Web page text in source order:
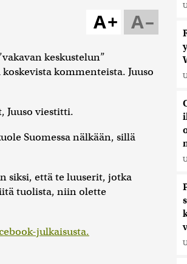
A–
A+
keskustelun”
kommenteista. Juuso
Juuso viestitti.
Suomessa nälkään, sillä
siksi, että te luuserit, jotka
tuolista, niin olette
julkaisusta.